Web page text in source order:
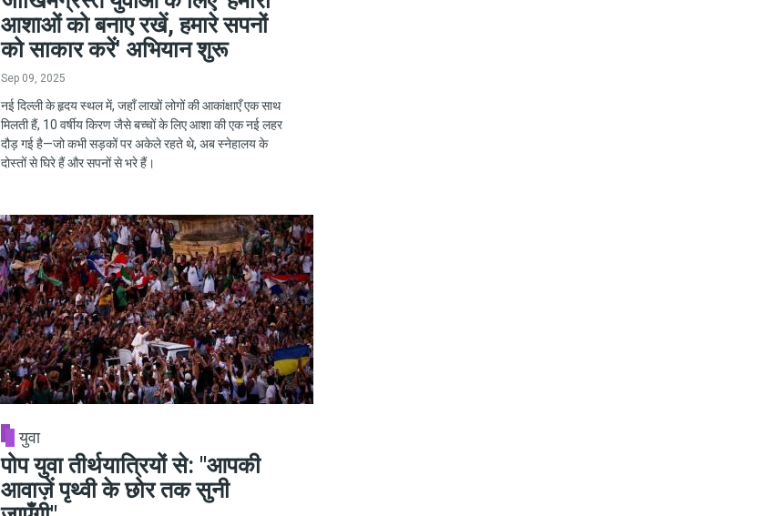
आशाओं को बनाए रखें, हमारे सपनों
को साकार करें' अभियान शुरू
Sep 09, 2025
नई दिल्ली के हृदय स्थल में, जहाँ लाखों लोगों की आकांक्षाएँ एक साथ
मिलती हैं, 10 वर्षीय किरण जैसे बच्चों के लिए आशा की एक नई लहर
दौड़ गई है—जो कभी सड़कों पर अकेले रहते थे, अब स्नेहालय के
दोस्तों से घिरे हैं और सपनों से भरे हैं।
युवा
पोप युवा तीर्थयात्रियों से: "आपकी
आवाज़ें पृथ्वी के छोर तक सुनी